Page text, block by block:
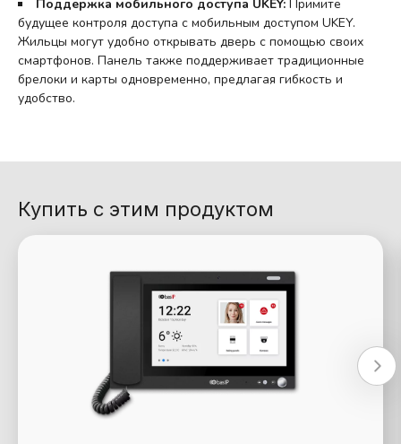
Поддержка мобильного доступа UKEY: Примите
будущее контроля доступа с мобильным доступом UKEY.
Жильцы могут удобно открывать дверь с помощью своих
смартфонов. Панель также поддерживает традиционные
брелоки и карты одновременно, предлагая гибкость и
удобство.
Купить с этим продуктом